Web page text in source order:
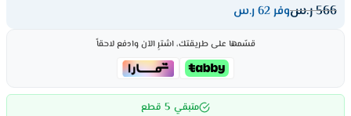
566ر.سوفر 62 ر.س
قسّمها على طريقتك، اشترِ الآن وادفع لاحقاً
متبقي 5 قطع